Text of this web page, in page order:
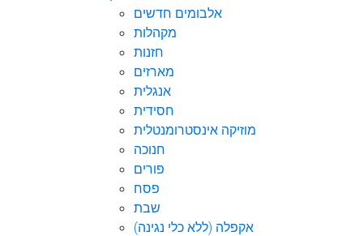
אלבומים חדשים
מקהלות
חזנות
מארזים
אנגלית
חסידית
מוזיקה אינסטרומנטלית
חנוכה
פורים
פסח
שבת
אקפלה (ללא כלי נגינה)